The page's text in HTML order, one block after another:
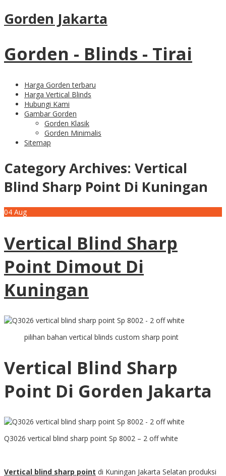
Gorden Jakarta
Gorden - Blinds - Tirai
Harga Gorden terbaru
Harga Vertical Blinds
Hubungi Kami
Gambar Gorden
Gorden Klasik
Gorden Minimalis
Sitemap
Category Archives: Vertical
Blind Sharp Point Di Kuningan
04 Aug
Vertical Blind Sharp
Point Dimout Di
Kuningan
pilihan bahan vertical blinds custom sharp point
Vertical Blind Sharp
Point Di Gorden Jakarta
Q3026 vertical blind sharp point Sp 8002 – 2 off white
Vertical blind sharp point di Kuningan Jakarta Selatan produksi